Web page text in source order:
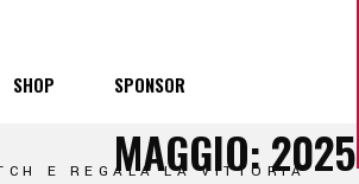
SHOP SPONSOR
E REGALA LA VITTORIA
MAGGIO: 2025